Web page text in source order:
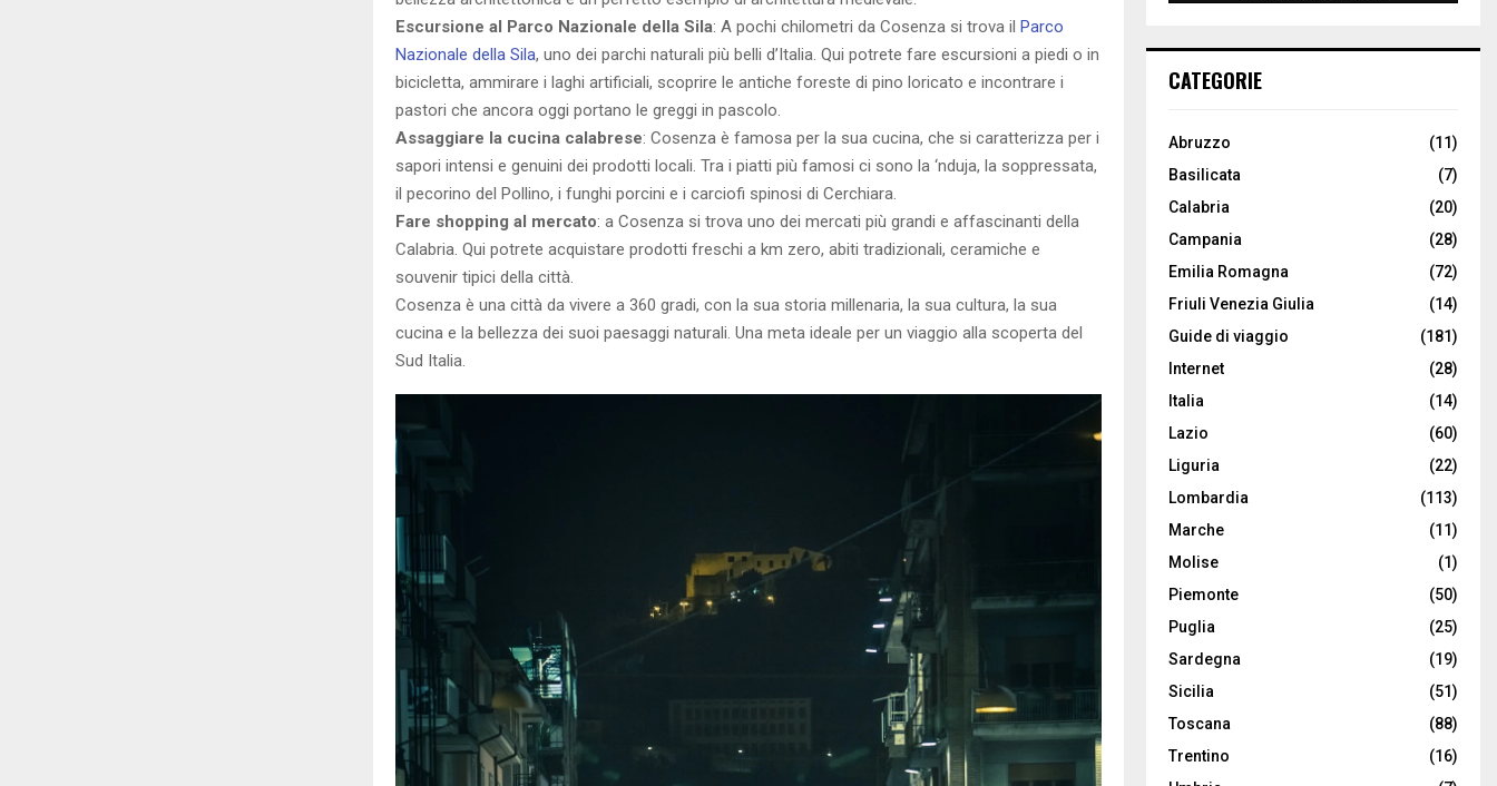
Escursione al Parco Nazionale della Sila: A pochi chilometri da Cosenza si trova il Parco
Nazionale della Sila, uno dei parchi naturali più belli d’Italia. Qui potrete fare escursioni a piedi o in
bicicletta, ammirare i laghi artificiali, scoprire le antiche foreste di pino loricato e incontrare i
pastori che ancora oggi portano le greggi in pascolo.
Assaggiare la cucina calabrese: Cosenza è famosa per la sua cucina, che si caratterizza per i
sapori intensi e genuini dei prodotti locali. Tra i piatti più famosi ci sono la ‘nduja, la soppressata,
il pecorino del Pollino, i funghi porcini e i carciofi spinosi di Cerchiara.
Fare shopping al mercato: a Cosenza si trova uno dei mercati più grandi e affascinanti della
Calabria. Qui potrete acquistare prodotti freschi a km zero, abiti tradizionali, ceramiche e
souvenir tipici della città.
Cosenza è una città da vivere a 360 gradi, con la sua storia millenaria, la sua cultura, la sua
cucina e la bellezza dei suoi paesaggi naturali. Una meta ideale per un viaggio alla scoperta del
Sud Italia.
CATEGORIE
Abruzzo
(11)
Basilicata
(7)
Calabria
(20)
Campania
(28)
Emilia Romagna
(72)
Friuli Venezia Giulia
(14)
Guide di viaggio
(181)
Internet
(28)
Italia
(14)
Lazio
(60)
Liguria
(22)
Lombardia
(113)
Marche
(11)
Molise
(1)
Piemonte
(50)
Puglia
(25)
Sardegna
(19)
Sicilia
(51)
Toscana
(88)
Trentino
(16)